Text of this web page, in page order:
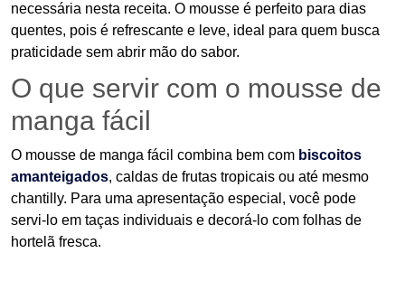
necessária nesta receita. O mousse é perfeito para dias
quentes, pois é refrescante e leve, ideal para quem busca
praticidade sem abrir mão do sabor.
O que servir com o mousse de
manga fácil
O mousse de manga fácil combina bem com biscoitos
amanteigados, caldas de frutas tropicais ou até mesmo
chantilly. Para uma apresentação especial, você pode
servi-lo em taças individuais e decorá-lo com folhas de
hortelã fresca.